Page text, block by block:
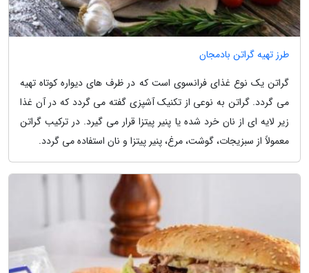
طرز تهیه گراتن بادمجان
گراتن یک نوع غذای فرانسوی است که در ظرف های دیواره کوتاه تهیه
می گردد. گراتن به نوعی از تکنیک آشپزی گفته می گردد که در آن غذا
زیر لایه ای از نان خرد شده یا پنیر پیتزا قرار می گیرد. در ترکیب گراتن
معمولاً از سبزیجات، گوشت، مرغ، پنیر پیتزا و نان استفاده می گردد.